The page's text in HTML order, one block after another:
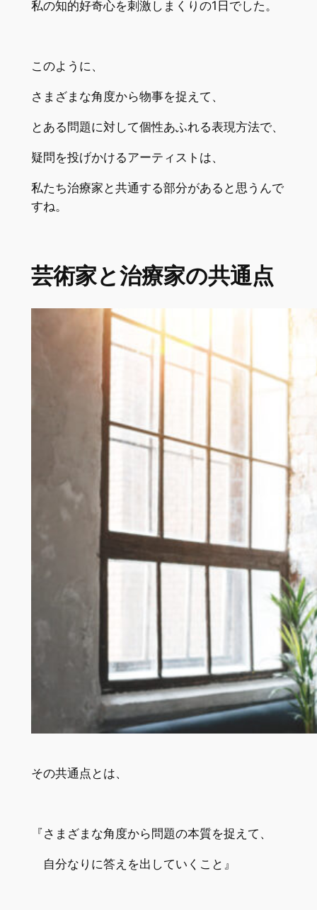
私の知的好奇心を刺激しまくりの1日でした。
このように、
さまざまな角度から物事を捉えて、
とある問題に対して個性あふれる表現方法で、
疑問を投げかけるアーティストは、
私たち治療家と共通する部分があると思うんで
すね。
芸術家と治療家の共通点
その共通点とは、
『さまざまな角度から問題の本質を捉えて、
自分なりに答えを出していくこと』